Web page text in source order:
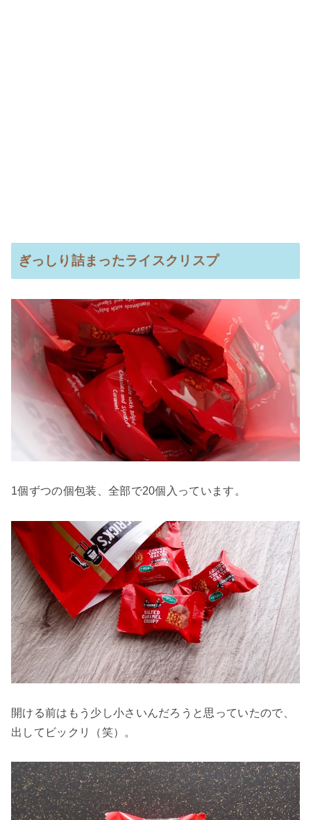
ぎっしり詰まったライスクリスプ
1個ずつの個包装、全部で20個入っています。
開ける前はもう少し小さいんだろうと思っていたので、
出してビックリ（笑）。